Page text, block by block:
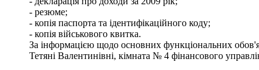
- резюме;
- копія паспорта та ідентифікаційного коду;
- копія військового квитка.
За інформацією щодо основних функціональних
Тетяні Валентинівні, кімната № 4 фінансового